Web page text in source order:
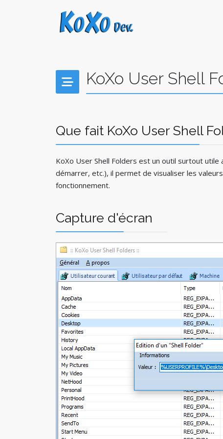
KoXo User Shell
Que fait KoXo User Shell
KoXo User Shell Folders est un outil surtout
démarrer, etc.), il permet de visualiser les
fonctionnement.
Capture d'écran